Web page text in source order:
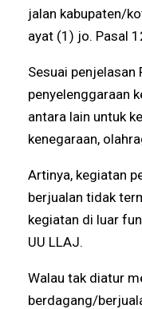
jalan kabupaten/
ayat (1) jo. Pasal
Sesuai penjelasan
penyelenggaraan
antara lain untuk
kenegaraan,
Artinya, kegiatan
berjualan tidak
kegiatan di luar
UU LLAJ.
Walau tak diatur
berdagang/